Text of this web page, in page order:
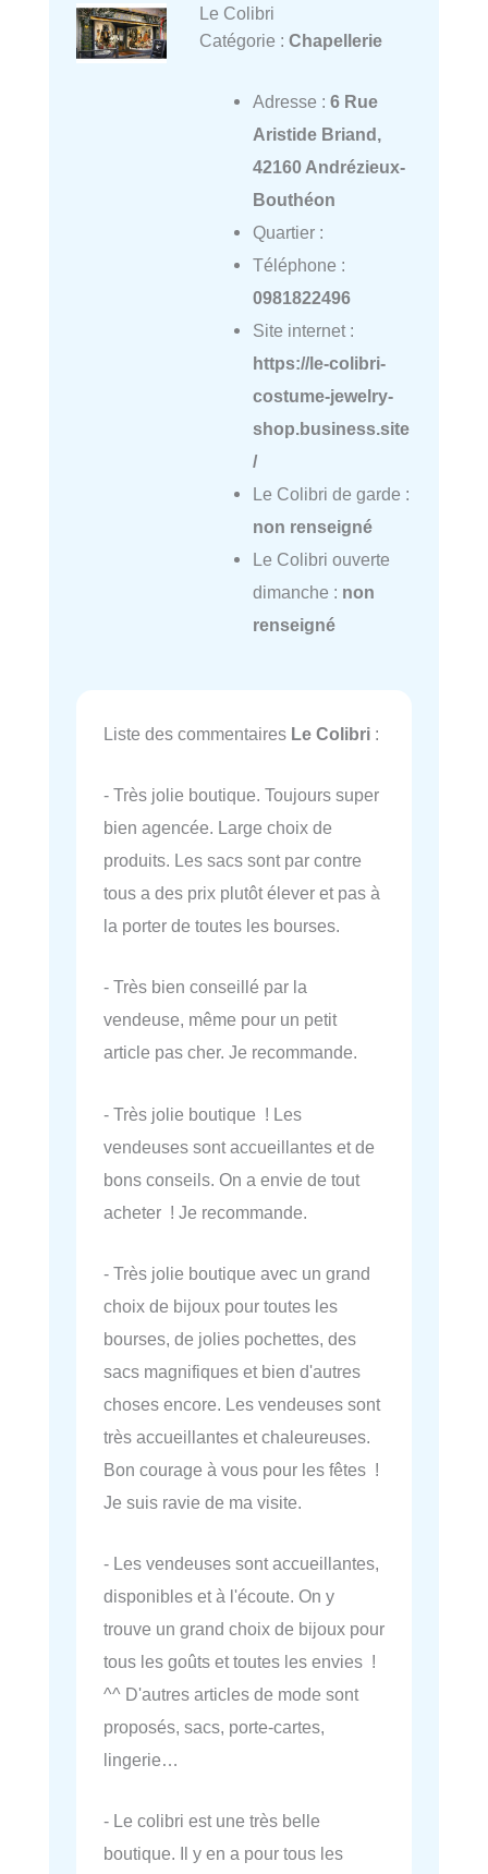
Le Colibri
Catégorie : Chapellerie
Adresse : 6 Rue
Aristide Briand,
42160 Andrézieux-
Bouthéon
Quartier :
Téléphone :
0981822496
Site internet :
https://le-colibri-
costume-jewelry-
shop.business.site
/
Le Colibri de garde :
non renseigné
Le Colibri ouverte
dimanche : non
renseigné
Liste des commentaires Le Colibri :
- Très jolie boutique. Toujours super
bien agencée. Large choix de
produits. Les sacs sont par contre
tous a des prix plutôt élever et pas à
la porter de toutes les bourses.
- Très bien conseillé par la
vendeuse, même pour un petit
article pas cher. Je recommande.
- Très jolie boutique ! Les
vendeuses sont accueillantes et de
bons conseils. On a envie de tout
acheter ! Je recommande.
- Très jolie boutique avec un grand
choix de bijoux pour toutes les
bourses, de jolies pochettes, des
sacs magnifiques et bien d'autres
choses encore. Les vendeuses sont
très accueillantes et chaleureuses.
Bon courage à vous pour les fêtes !
Je suis ravie de ma visite.
- Les vendeuses sont accueillantes,
disponibles et à l'écoute. On y
trouve un grand choix de bijoux pour
tous les goûts et toutes les envies !
^^ D'autres articles de mode sont
proposés, sacs, porte-cartes,
lingerie…
- Le colibri est une très belle
boutique. Il y en a pour tous les